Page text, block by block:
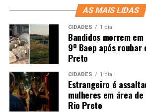
AS MAIS LIDAS
CIDADES 1 dia
Bandidos morrem
9º Baep após roubar
Preto
CIDADES 1 dia
Estrangeiro é
mulheres em área
Rio Preto